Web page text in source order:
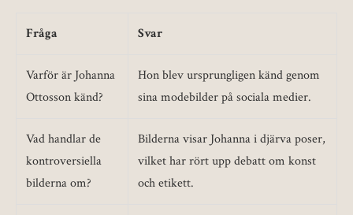
Fråga Svar
Varför är Johanna
Ottosson känd?
Hon blev ursprungligen känd genom
sina modebilder på sociala medier.
Vad handlar de
kontroversiella
bilderna om?
Bilderna visar Johanna i djärva poser,
vilket har rört upp debatt om konst
och etikett.